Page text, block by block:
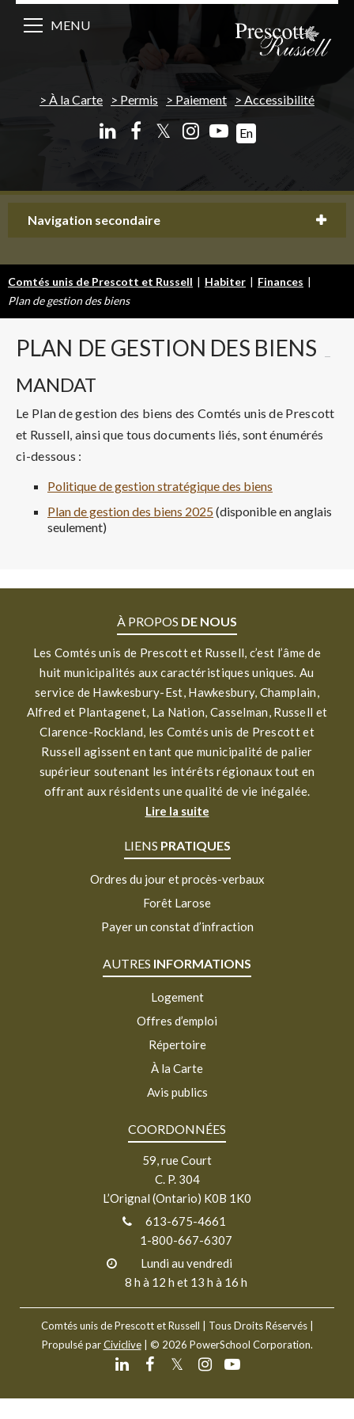
À la Carte Permis Paiement Accessibilité
𝕏 En
MENU
Navigation secondaire
Comtés unis de Prescott et Russell | Habiter | Finances |
Plan de gestion des biens
PLAN DE GESTION DES BIENS
MANDAT
Le Plan de gestion des biens des Comtés unis de Prescott
et Russell, ainsi que tous documents liés, sont énumérés
ci-dessous :
Politique de gestion stratégique des biens
Plan de gestion des biens 2025(disponible en anglais
seulement)
À PROPOS DE NOUS
Les Comtés unis de Prescott et Russell, c’est l’âme de
huit municipalités aux caractéristiques uniques. Au
service de Hawkesbury-Est, Hawkesbury, Champlain,
Alfred et Plantagenet, La Nation, Casselman, Russell et
Clarence-Rockland, les Comtés unis de Prescott et
Russell agissent en tant que municipalité de palier
supérieur soutenant les intérêts régionaux tout en
offrant aux résidents une qualité de vie inégalée.
Lire la suite
LIENS PRATIQUES
Ordres du jour et procès-verbaux
Forêt Larose
Payer un constat d’infraction
AUTRES INFORMATIONS
Logement
Offres d’emploi
Répertoire
À la Carte
Avis publics
COORDONNÉES
59, rue Court
C. P. 304
L’Orignal (Ontario) K0B 1K0
613-675-4661
1-800-667-6307
Lundi au vendredi
8 h à 12 h et 13 h à 16 h
Comtés unis de Prescott et Russell
| Tous Droits Réservés |
Propulsé parCiviclive| © 2026 PowerSchool Corporation.
𝕏